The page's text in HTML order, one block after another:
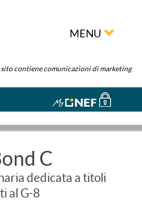
MENU
sito contiene comunicazioni di marketing
C
dedicata a titoli
al G-8